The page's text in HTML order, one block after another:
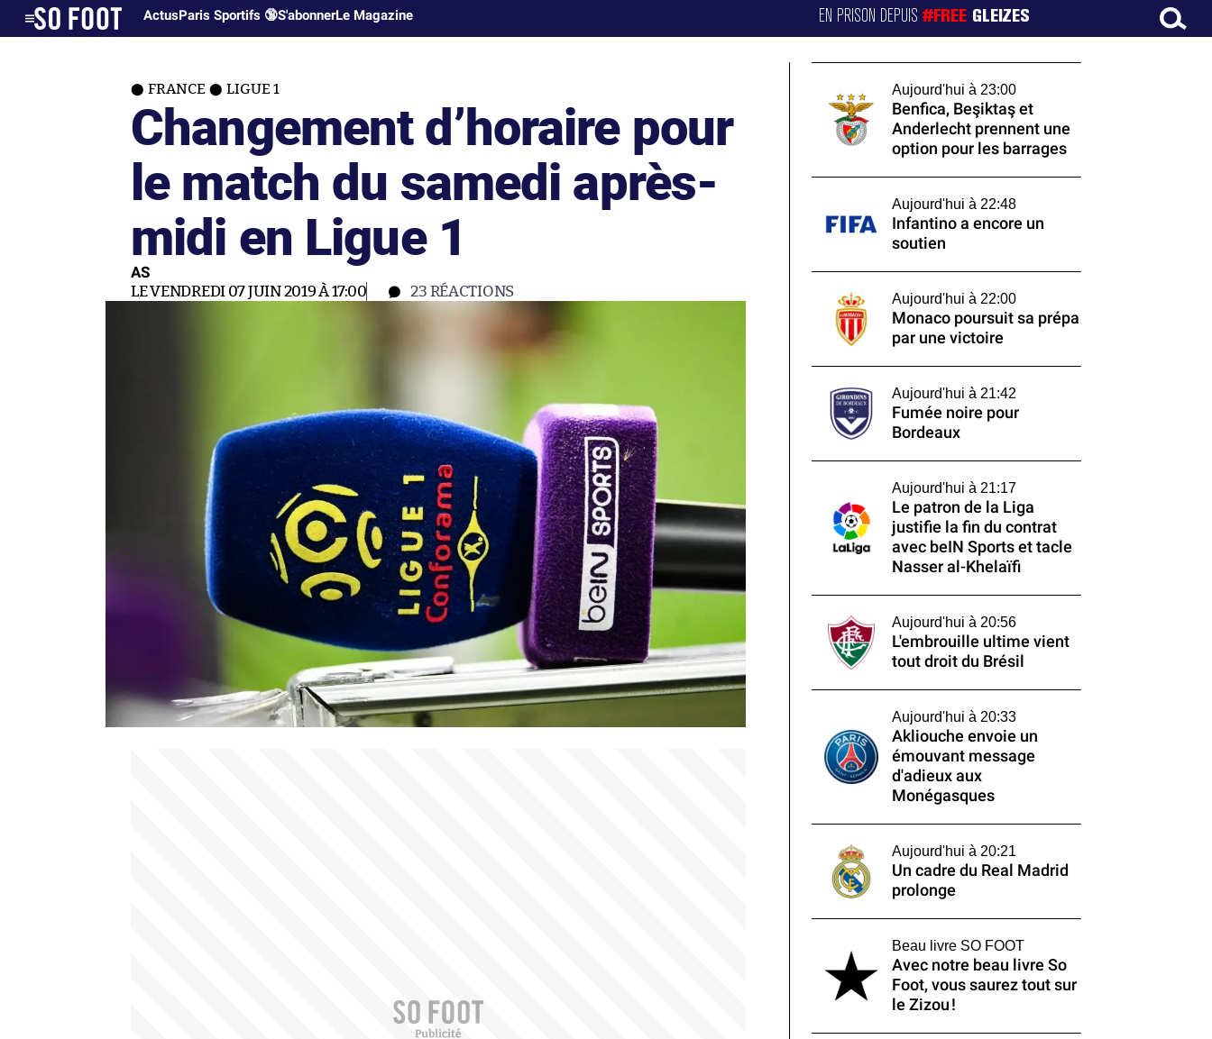
ActusParis Sportifs 🔞S'abonnerLe Magazine EN PRISON DEPUIS#FREE GLEIZES
FRANCE LIGUE 1
Changement d’horaire pour
le match du samedi après-
midi en Ligue 1
AS
LE VENDREDI 07 JUIN 2019 À 17:00 23 RÉACTIONS
Aujourd'hui à 23:00
Benfica, Beşiktaş et
Anderlecht prennent une
option pour les barrages
Aujourd'hui à 22:48
Infantino a encore un
soutien
Aujourd'hui à 22:00
Monaco poursuit sa prépa
par une victoire
Aujourd'hui à 21:42
Fumée noire pour
Bordeaux
Aujourd'hui à 21:17
Le patron de la Liga
justifie la fin du contrat
avec beIN Sports et tacle
Nasser al-Khelaïfi
Aujourd'hui à 20:56
L'embrouille ultime vient
tout droit du Brésil
Aujourd'hui à 20:33
Akliouche envoie un
émouvant message
d'adieux aux
Monégasques
Aujourd'hui à 20:21
Un cadre du Real Madrid
prolonge
Beau livre SO FOOT
Avec notre beau livre So
Foot, vous saurez tout sur
le Zizou !